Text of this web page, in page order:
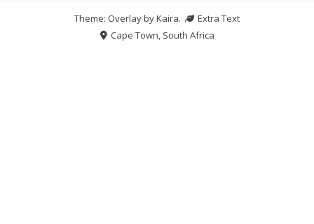
Theme: Overlay byKaira.
Extra Text
Cape Town, South Africa